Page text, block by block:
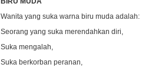
Wanita yang suka warna biru muda adalah:
Seorang yang suka merendahkan diri,
Suka mengalah,
Suka berkorban peranan,